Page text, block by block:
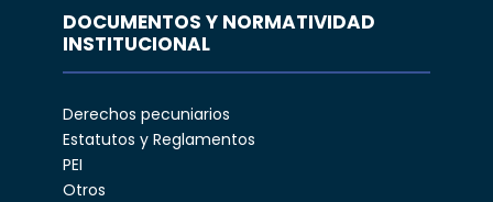
DOCUMENTOS Y NORMATIVIDAD
INSTITUCIONAL
Derechos pecuniarios
Estatutos y Reglamentos
PEI
Otros